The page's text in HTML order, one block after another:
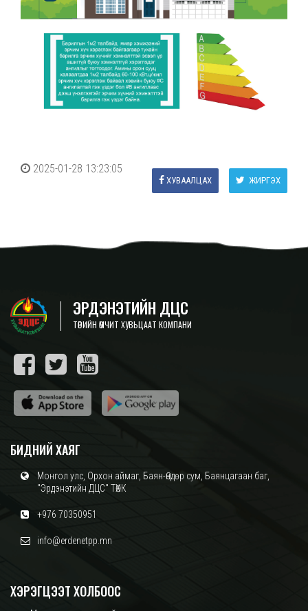
2025-01-28 13:23:05
ЖИРГЭХ
ХУВААЛЦАХ
ЭРДЭНЭТИЙН ДЦС
ТӨРИЙН ӨМЧИТ ХУВЬЦААТ КОМПАНИ
БИДНИЙ ХАЯГ
Монгол улс, Орхон аймаг, Баян-Өндөр сум, Баянцагаан баг,
"Эрдэнэтийн ДЦС" ТӨХК
+976 70350951
info@erdenetpp.mn
ХЭРЭГЦЭЭТ ХОЛБООС